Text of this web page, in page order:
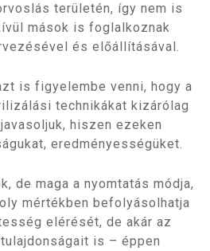
területén, így nem is
mások is foglalkoznak
és előállításával.
is figyelembe venni, hogy a
technikákat kizárólag
hiszen ezeken
eredményességüket.
de maga a nyomtatás módja,
mértékben befolyásolhatja
elérését, de akár az
is – éppen